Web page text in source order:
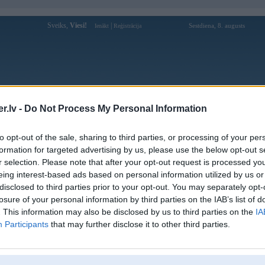
- Do Not Process My Personal Information
opt-out of the sale, sharing to third parties, or processing of your
for targeted advertising by us, please use the below opt-out
selection. Please note that after your opt-out request is processed
interest-based ads based on personal information utilized by us
to third parties prior to your opt-out. You may separately
of your personal information by third parties on the IAB’s list of
This information may also be disclosed by us to third parties on the
Participants that may further disclose it to other third parties.
Sveiks, Viesi! Ienākt Reģistrācija Sestdiena, 8. augusts
Forums Galerijas Reģistrācija Lietotāji
BMWPower Zsv balle @ Baltvilla
2008, 13:40
2008, 16:30